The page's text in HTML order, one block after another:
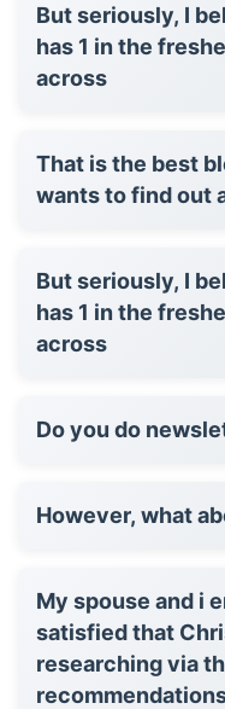
But seriously, I
has 1 in the
across
That is the best
wants to find out
But seriously, I
has 1 in the
across
Do you do
However, what
My spouse and i
satisfied that
researching via